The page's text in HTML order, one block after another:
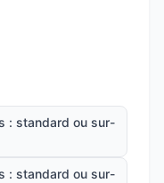
: standard ou sur-
: standard ou sur-